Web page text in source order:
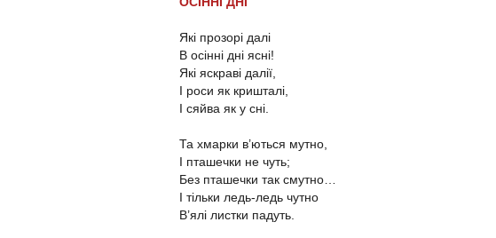
Які прозорі далі
В осінні дні ясні!
Які яскраві далії,
І роси як кришталі,
І сяйва як у сні.
Та хмарки в’ються мутно,
І пташечки не чуть;
Без пташечки так смутно…
І тільки ледь-ледь чутно
В’ялі листки падуть.